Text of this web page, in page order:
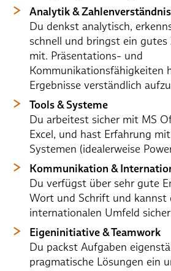
Analytik & Zahlenverständnis
Du denkst analytisch,
schnell und bringst ein
mit. Präsentations- und
Kommunikationsfähigkeiten
Ergebnisse verständlich
Tools & Systeme
Du arbeitest sicher mit MS
Excel, und hast Erfahrung
Systemen (idealerweise
Kommunikation &
Du verfügst über sehr gute
Wort und Schrift und kannst
internationalen Umfeld
Eigeninitiative & Teamwork
Du packst Aufgaben
pragmatische Lösungen ein